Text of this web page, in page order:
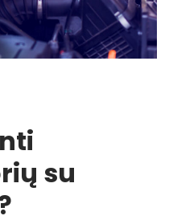
su